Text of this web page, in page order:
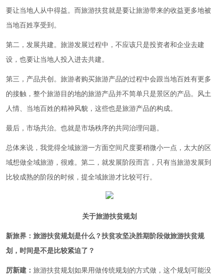
要让当地人从中得益。而旅游扶贫就是要让旅游带来的收益更多地被
当地百姓享受到。
第二，发展共建。旅游发展过程中，不应该只是投资者和企业去建
设，也要让当地人投入进去共建。
第三，产品共创。旅游者购买旅游产品的过程中会跟当地百姓有更多
的接触，整个旅游目的地的旅游产品并不简单只是景区的产品。风土
人情、当地百姓的精神风貌，这些也是旅游产品的构成。
最后，市场共治。也就是市场秩序的共同治理问题。
总体来说，我觉得全域旅游一方面空间尺度要稍微小一点，太大的区
域想做全域旅游，很难。第二，就发展阶段而言，只有当旅游发展到
比较成熟的阶段的时候，提全域旅游才比较可行。
关于旅游扶贫规划
新旅界：旅游扶贫规划是什么？扶贫攻坚决胜期阶段做旅游扶贫规
划，时间是不是比较紧迫了？
厉新建： 旅游扶贫规划如果用做传统规划的方式做，这个规划可能没